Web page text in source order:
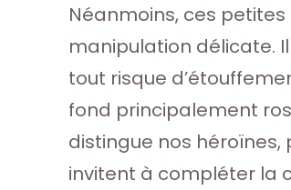
Néanmoins, ces
manipulation délicate.
tout risque
fond principalement
distingue nos héroïnes,
invitent à compléter la